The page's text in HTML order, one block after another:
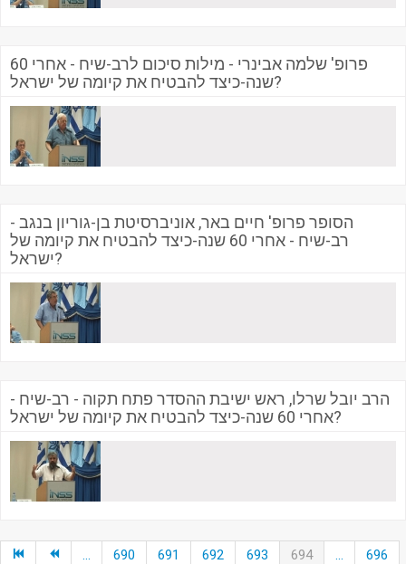
פרופ' שלמה אבינרי - מילות סיכום לרב-שיח - אחרי 60
שנה-כיצד להבטיח את קיומה של ישראל?
הסופר פרופ' חיים באר, אוניברסיטת בן-גוריון בנגב -
רב-שיח - אחרי 60 שנה-כיצד להבטיח את קיומה של
ישראל?
הרב יובל שרלו, ראש ישיבת ההסדר פתח תקוה - רב-שיח -
אחרי 60 שנה-כיצד להבטיח את קיומה של ישראל?
... 690 691 692 693 694 ...
696